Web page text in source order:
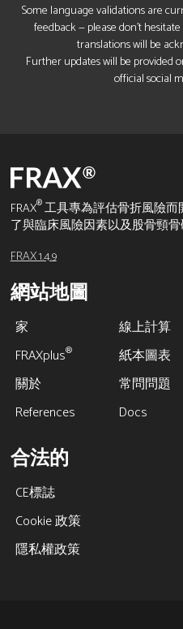
Some language validations are
feedback — please don’t
translations will be
Further updates will be provided
official social
FRAX®工具專為評估骨折風險而
了與臨床風險因素以及股骨頸骨
FRAX 1.4.9
網站地圖
家
線上計算
FRAXplus®
紙本圖表
關於
常問問題
References
Docs
合法的
CE標誌
Cookie 政策
隱私權政策